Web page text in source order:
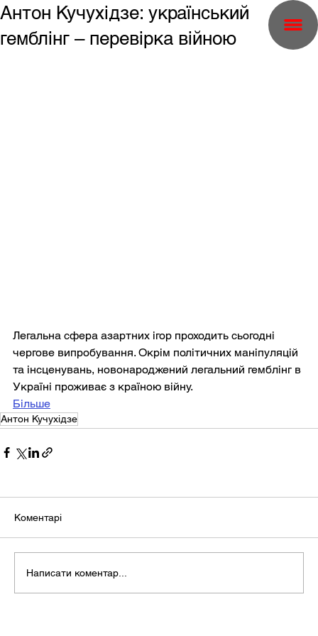
Антон Кучухідзе: український
гемблінг – перевірка війною
Легальна сфера азартних ігор проходить сьогодні
чергове випробування. Окрім політичних маніпуляцій
та інсценувань, новонароджений легальний гемблінг в
Україні проживає з країною війну.
Більше
Антон Кучухідзе
Коментарі
Написати коментар...